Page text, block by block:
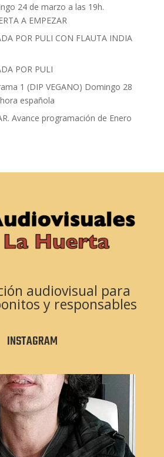
24 de marzo a las 19h.
A EMPEZAR
POR PULI CON FLAUTA INDIA
POR PULI
1 (DIP VEGANO) Domingo 28
española
Avance programación de Enero
audiovisual para
y responsables
INSTAGRAM